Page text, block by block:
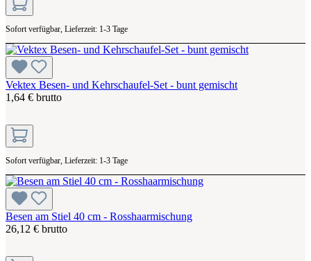
Sofort verfügbar, Lieferzeit: 1-3 Tage
Vektex Besen- und Kehrschaufel-Set - bunt gemischt
1,64 € brutto
Sofort verfügbar, Lieferzeit: 1-3 Tage
Besen am Stiel 40 cm - Rosshaarmischung
26,12 € brutto